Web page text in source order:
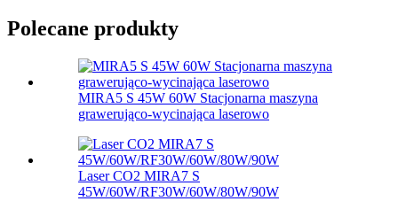
Polecane produkty
MIRA5 S 45W 60W Stacjonarna maszyna
grawerująco-wycinająca laserowo
Laser CO2 MIRA7 S
45W/60W/RF30W/60W/80W/90W